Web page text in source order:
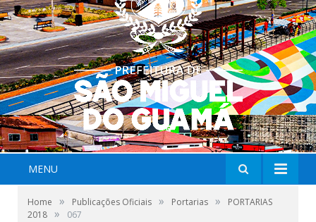
MENU
Home » Publicações Oficiais » Portarias »
PORTARIAS
2018 » 067